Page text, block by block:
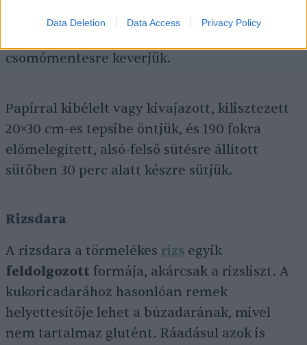
Data Deletion Data Access Privacy Policy
csomómentesre keverjük.
Papírral kibélelt vagy kivajazott, kilisztezett
20×30 cm-es tepsibe öntjük, és 190 fokra
előmelegített, alsó-felső sütésre állított
sütőben 30 perc alatt készre sütjük.
Rizsdara
A rizsdara a törmelékes rizs egyik
feldolgozott formája, akárcsak a rizsliszt. A
kukoricadarához hasonlóan remek
helyettesítője lehet a búzadarának, mivel
nem tartalmaz glutént. Ráadásul azok is